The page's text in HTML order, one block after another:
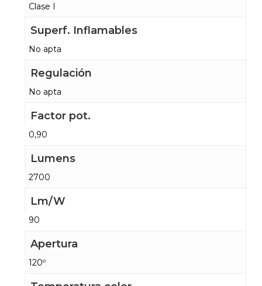
Clase I
Superf. Inflamables
No apta
Regulación
No apta
Factor pot.
0,90
Lumens
2700
Lm/W
90
Apertura
120º